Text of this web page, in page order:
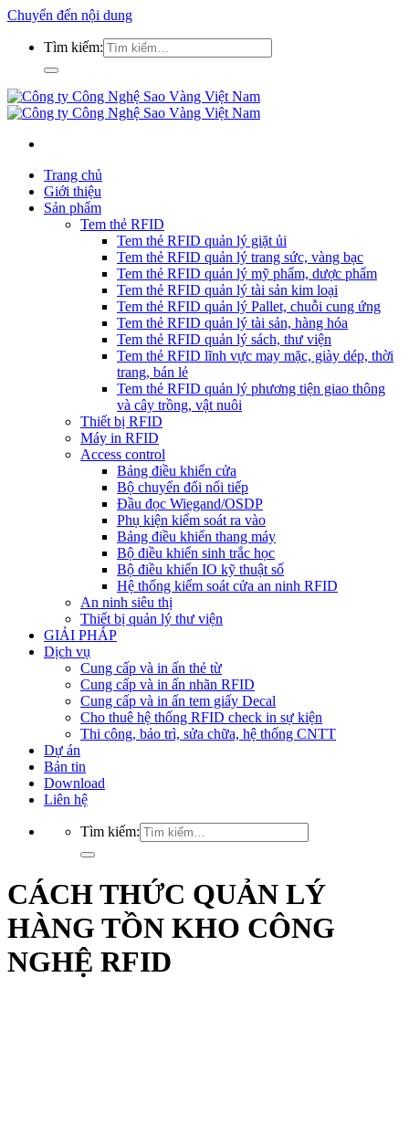
Chuyển đến nội dung
Tìm kiếm:
Trang chủ
Giới thiệu
Sản phẩm
Tem thẻ RFID
Tem thẻ RFID quản lý giặt ủi
Tem thẻ RFID quản lý trang sức, vàng bạc
Tem thẻ RFID quản lý mỹ phẩm, dược phẩm
Tem thẻ RFID quản lý tài sản kim loại
Tem thẻ RFID quản lý Pallet, chuỗi cung ứng
Tem thẻ RFID quản lý tài sản, hàng hóa
Tem thẻ RFID quản lý sách, thư viện
Tem thẻ RFID lĩnh vực may mặc, giày dép, thời
trang, bán lẻ
Tem thẻ RFID quản lý phương tiện giao thông
và cây trồng, vật nuôi
Thiết bị RFID
Máy in RFID
Access control
Bảng điều khiển cửa
Bộ chuyển đổi nối tiếp
Đầu đọc Wiegand/OSDP
Phụ kiện kiểm soát ra vào
Bảng điều khiển thang máy
Bộ điều khiển sinh trắc học
Bộ điều khiển IO kỹ thuật số
Hệ thống kiểm soát cửa an ninh RFID
An ninh siêu thị
Thiết bị quản lý thư viện
GIẢI PHÁP
Dịch vụ
Cung cấp và in ấn thẻ từ
Cung cấp và in ấn nhãn RFID
Cung cấp và in ấn tem giấy Decal
Cho thuê hệ thống RFID check in sự kiện
Thi công, bảo trì, sửa chữa, hệ thống CNTT
Dự án
Bản tin
Download
Liên hệ
Tìm kiếm:
CÁCH THỨC QUẢN LÝ
HÀNG TỒN KHO CÔNG
NGHỆ RFID